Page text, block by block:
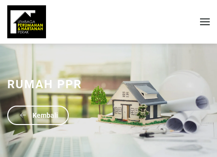
RUMAH PPR
Kembali